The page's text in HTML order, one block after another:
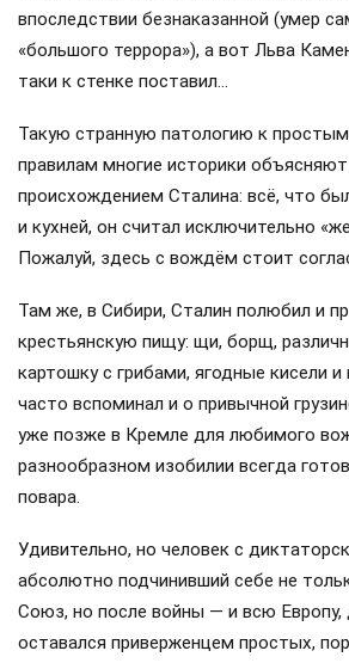
впоследствии безнаказанной (умер
«большого террора»), а вот Льва
таки к стенке поставил…
Такую странную патологию к
правилам многие историки
происхождением Сталина: всё, что
и кухней, он считал исключительно
Пожалуй, здесь с вождём стоит
Там же, в Сибири, Сталин полюбил и
крестьянскую пищу: щи, борщ,
картошку с грибами, ягодные кисели
часто вспоминал и о привычной
уже позже в Кремле для любимого
разнообразном изобилии всегда
повара.
Удивительно, но человек с
абсолютно подчинивший себе не
Союз, но после войны — и всю Европу,
оставался приверженцем простых,